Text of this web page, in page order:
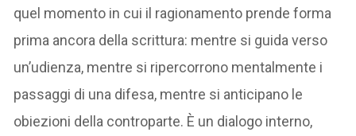
quel momento in cui il ragionamento prende forma
prima ancora della scrittura: mentre si guida verso
un’udienza, mentre si ripercorrono mentalmente i
passaggi di una difesa, mentre si anticipano le
obiezioni della controparte. È un dialogo interno,